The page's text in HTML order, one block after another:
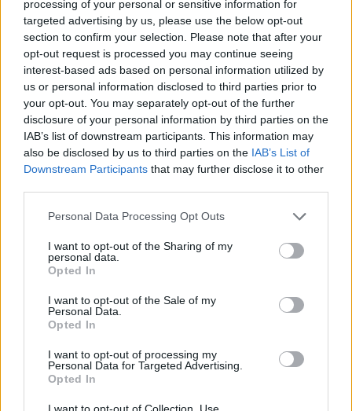
processing of your personal or sensitive information for
targeted advertising by us, please use the below opt-out
section to confirm your selection. Please note that after your
opt-out request is processed you may continue seeing
interest-based ads based on personal information utilized by
us or personal information disclosed to third parties prior to
your opt-out. You may separately opt-out of the further
disclosure of your personal information by third parties on the
IAB’s list of downstream participants. This information may
also be disclosed by us to third parties on the IAB’s List of
Downstream Participants that may further disclose it to other
Please note that this website/app uses one or more Google
not limited to your visit or usage behaviour. You may click to
grant or deny consent to Google and its third-party tags to
use your data for below specified purposes in below Google
consent section.
Personal Data Processing Opt Outs
I want to opt-out of the Sharing of my
personal data.
Opted In
I want to opt-out of the Sale of my
Personal Data.
Opted In
I want to opt-out of processing my
Personal Data for Targeted Advertising.
Opted In
I want to opt-out of Collection, Use,
közel vinni hozzá 1956-ot, akkor hiába emlékezünk ?
hangsúlyozta Balog Zoltán. Fontos feladatnak nevezte a
családtörténetek továbbadását, összegyűjtését, és azt is,
hogy a közemlékezetben ? a modern technika eszközeit is
felhasználva ? olyan nyelven szólaljunk meg, amelyet a 21.
század generációi értenek.